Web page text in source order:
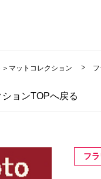
＞マットコレクション
ョンTOPへ戻る
フ